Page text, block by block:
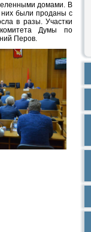
домами. В
были проданы с
в разы. Участки
Думы по
Перов.